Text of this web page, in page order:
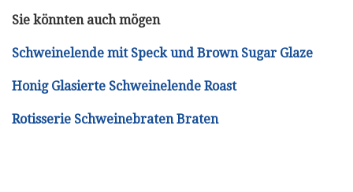
Sie könnten auch mögen
Schweinelende mit Speck und Brown Sugar Glaze
Honig Glasierte Schweinelende Roast
Rotisserie Schweinebraten Braten